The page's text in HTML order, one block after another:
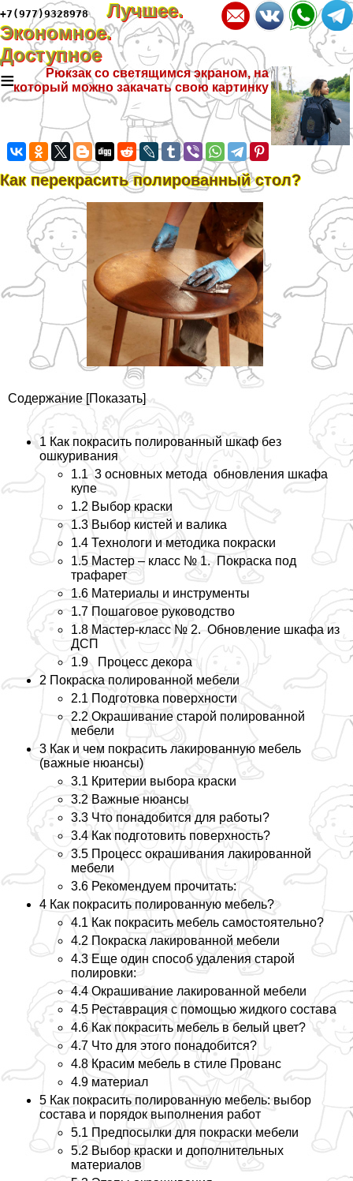
+7(977)9328978
Лучшее.
Экономное.
Доступное
≡
Рюкзак со светящимся экраном, на
который можно закачать свою картинку
Как перекрасить полированный стол?
Содержание [Показать]
1 Как покрасить полированный шкаф без
ошкуривания
1.1 3 основных метода обновления шкафа
купе
1.2 Выбор краски
1.3 Выбор кистей и валика
1.4 Технологи и методика покраски
1.5 Мастер – класс № 1. Покраска под
трафарет
1.6 Материалы и инструменты
1.7 Пошаговое руководство
1.8 Мастер-класс № 2. Обновление шкафа из
ДСП
1.9Процесс декора
2 Покраска полированной мебели
2.1 Подготовка поверхности
2.2 Окрашивание старой полированной
мебели
3 Как и чем покрасить лакированную мебель
(важные нюансы)
3.1 Критерии выбора краски
3.2 Важные нюансы
3.3 Что понадобится для работы?
3.4 Как подготовить поверхность?
3.5Процесс окрашивания лакированной
мебели
3.6 Рекомендуем прочитать:
4 Как покрасить полированную мебель?
4.1 Как покрасить мебель самостоятельно?
4.2 Покраска лакированной мебели
4.3 Еще один способ удаления старой
полировки:
4.4 Окрашивание лакированной мебели
4.5 Реставрация с помощью жидкого состава
4.6 Как покрасить мебель в белый цвет?
4.7 Что для этого понадобится?
4.8 Красим мебель в стиле Прованс
4.9 материал
5 Как покрасить полированную мебель: выбор
состава и порядок выполнения работ
5.1 Предпосылки для покраски мебели
5.2 Выбор краски и дополнительных
материалов